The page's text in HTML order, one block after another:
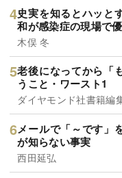
史実を知るとハッと
和が感染症の現場で
木俣 冬
老後になってから「
うこと・ワースト1
ダイヤモンド社書籍編
メールで「～です」
が知らない事実
西田延弘